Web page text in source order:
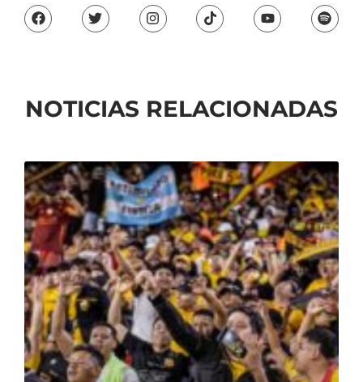
NOTICIAS RELACIONADAS